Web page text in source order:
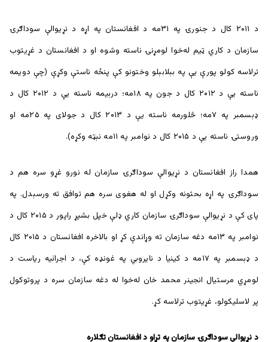
د ۲۰۱۱ کال د جنورۍ په ۳۱مه د افغانستان په اړه د نړیوالې سوداګرۍ
سازمان د کاري ټیم له‌خوا لومړنۍ ناسته وشوه او د افغانستان د غړیتوب
ترلاسه کولو پورې يې په بېلابېلو وختونو کې پنځه ناستې وکړې (چې دویمه
ناسته یې د ۲۰۱۲ کال د جون په ۱۸مه؛ درېیمه ناسته یې د ۲۰۱۲ کال د
ډېسمبر په ۷مه؛ څلورمه ناسته یې د ۲۰۱۳ کال د جولای په ۲۵مه او
وروستۍ ناسته یې د ۲۰۱۵ کال د نوامبر په ۱۱مه نېټه وکړه).
همدا راز افغانستان د نړیوالې سوداګرۍ سازمان له نورو غړو سره هم د
سوداګرۍ په اړه بحثونه وکړل او له هغوی سره هم توافق ته ورسېدل. په
پای کې د نړیوالې سوداګرۍ سازمان کاري ډلې خپل بشپړ راپور د ۲۰۱۵ کال د
نوامبر په ۱۳مه دغه سازمان ته وړاندې کړ او بالاخره افغانستان د ۲۰۱۵ کال
د ډېسمبر په ۱۷مه د کینیا د نایروبي په غونډه کې، د اجرائیه ریاست د
لومړي مرستيال انجینر محمد خان له‌خوا له دغه سازمان سره د پروتوکول
پر لاسلیکولو، غړیتوب ترلاسه کړ.
د نړیوالې سوداګرۍ سازمان په تړاو د افغانستان تګلاره